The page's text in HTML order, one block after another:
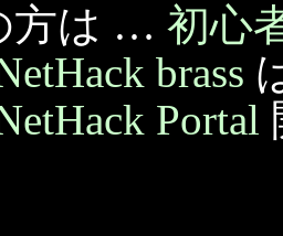
方は … 初心
brass
Portal